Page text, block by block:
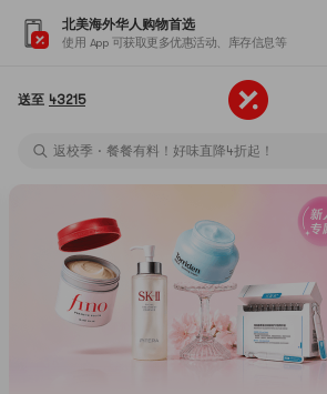
北美海外华人购物首选
使用 App 可获取更多优惠活动、库存信息等
送至 43215
🧴夏日发丝焕新指南 🪄
Yami自研抹茶粉上线🔥在家实现抹茶拿铁自由
🔥爆辣美味！周黑鸭出火鸡面了！
返校季 · 餐餐有料！好味直降4折起！
爆款月饼现货到🔥即刻尝鲜
【全美首发】村驴家 麻酱拌冷面上新！
返校季 · 宿舍好物×公寓生活神器！限时4折起！
🧴夏日发丝焕新指南 🪄
🧴夏日发丝焕新指南 🪄